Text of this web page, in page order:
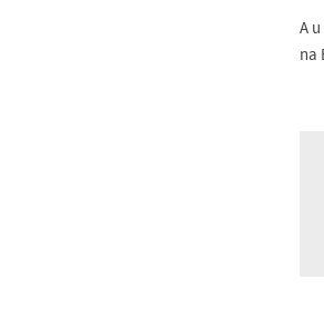
A
na